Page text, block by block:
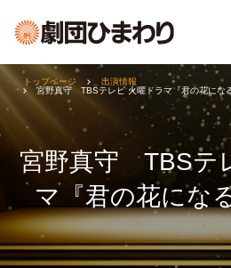
宮野真守 TBSテ
マ『君の花にな
トップページ
出演情報
宮野真守 TBSテレビ 火曜ドラマ『君の花にな